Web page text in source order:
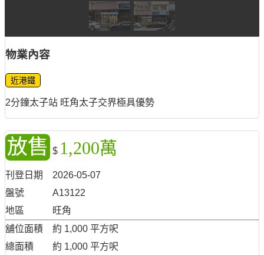
物業內容
近港鐵
2分鐘太子站 旺角太子交界極具優勢
放售 $ 1,200萬
刊登日期
2026-05-07
盤號
A13122
地區
旺角
舖位面積
約 1,000 平方呎
總面積
約 1,000 平方呎